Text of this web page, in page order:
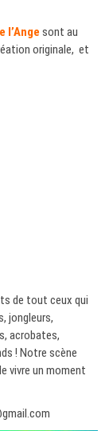
l’Ange sont au
originale, et
de tout ceux qui
jongleurs,
acrobates,
! Notre scène
vivre un moment